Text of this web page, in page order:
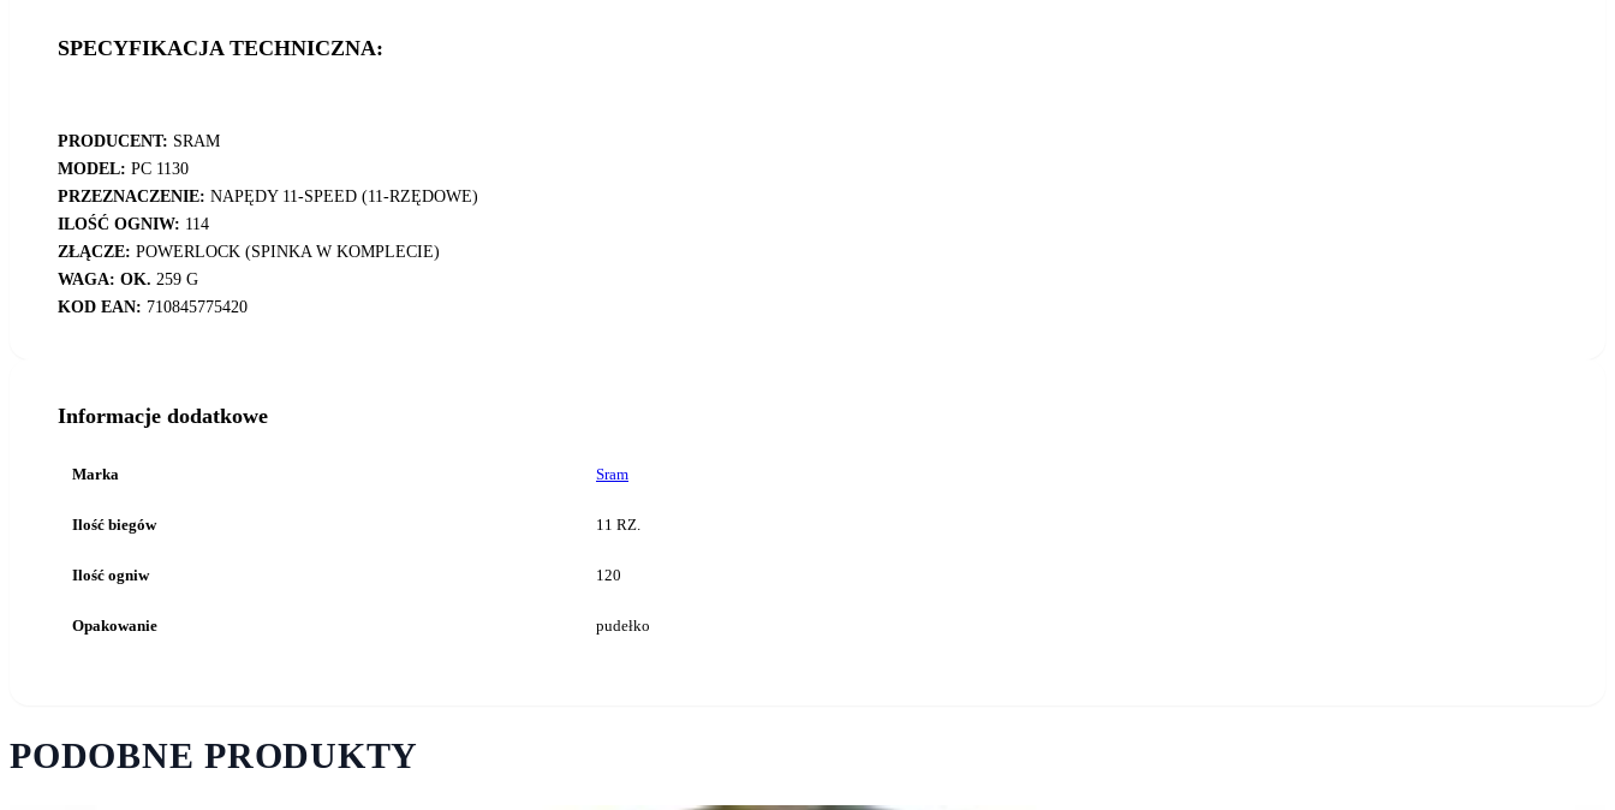
SPECYFIKACJA TECHNICZNA:
PRODUCENT: SRAM
MODEL: PC 1130
PRZEZNACZENIE: NAPĘDY 11-SPEED (11-RZĘDOWE)
ILOŚĆ OGNIW: 114
ZŁĄCZE: POWERLOCK (SPINKA W KOMPLECIE)
WAGA: OK. 259 G
KOD EAN: 710845775420
Informacje dodatkowe
Marka Sram
Ilość biegów 11 RZ.
Ilość ogniw 120
Opakowanie pudełko
PODOBNE PRODUKTY